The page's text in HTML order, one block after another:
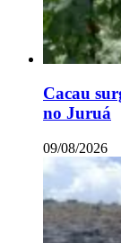
Cacau
no Juruá
09/08/2026